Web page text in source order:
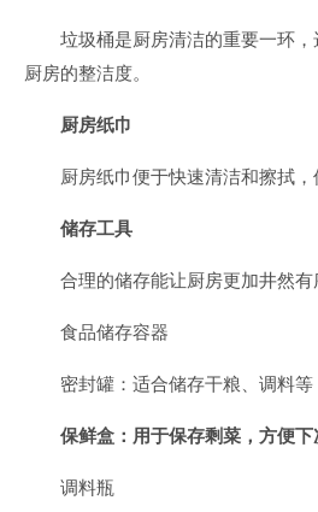
垃圾桶是厨房清洁的重要一环
厨房的整洁度。
厨房纸巾
厨房纸巾便于快速清洁和擦拭，
储存工具
合理的储存能让厨房更加井然有
食品储存容器
密封罐：适合储存干粮、调料等
保鲜盒：用于保存剩菜，方便下
调料瓶